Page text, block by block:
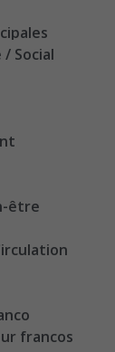
Social
être
francos